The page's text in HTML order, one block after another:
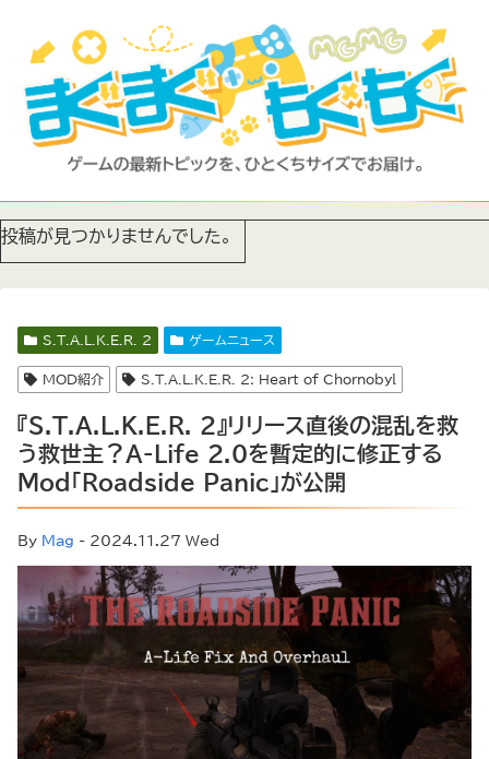
投稿が見つかりませんでした。
S.T.A.L.K.E.R. 2 ゲームニュース
MOD紹介 S.T.A.L.K.E.R. 2: Heart of Chornobyl
『S.T.A.L.K.E.R. 2』リリース直後の混乱を救
う救世主？A-Life 2.0を暫定的に修正する
Mod「Roadside Panic」が公開
By Mag - 2024.11.27 Wed